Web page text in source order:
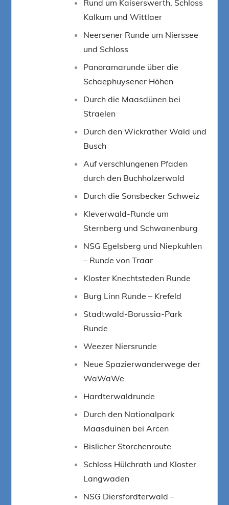
Rund um Kaiserswerth, Schloss
Kalkum und Wittlaer
Neersener Runde um Nierssee
und Schloss
Panoramarunde über die
Schaephuysener Höhen
Durch die Maasdünen bei
Straelen
Durch den Wickrather Wald und
Busch
Auf verschlungenen Pfaden
durch den Buchholzerwald
Durch die Sonsbecker Schweiz
Kleverwald-Runde um
Sternberg und Schwanenburg
NSG Egelsberg und Niepkuhlen
– Runde von Traar
Kloster Knechtsteden Runde
Burg Linn Runde – Krefeld
Stadtwald-Borussia-Park
Runde
Weezer Niersrunde
Neue Spazierwanderwege der
WaWaWe
Hardterwaldrunde
Durch den Nationalpark
Maasduinen bei Arcen
Bislicher Storchenroute
Schloss Hülchrath und Kloster
Langwaden
NSG Diersfordterwald –